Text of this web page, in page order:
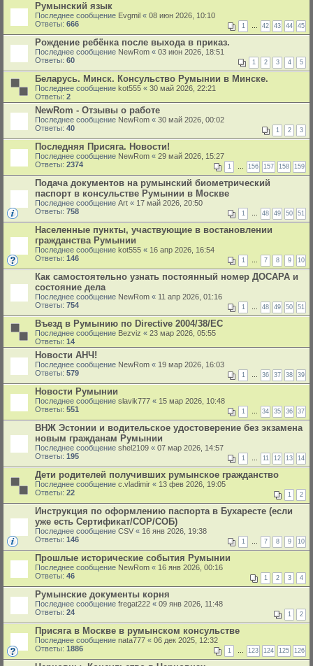
Румынский язык
Последнее сообщение Evgmil « 08 июн 2026, 10:10
Ответы: 666 1 … 42 43 44 45
Рождение ребёнка после выхода в приказ.
Последнее сообщение NewRom « 03 июн 2026, 18:51
Ответы: 60 1 2 3 4 5
Беларусь. Минск. Консульство Румынии в Минске.
Последнее сообщение kot555 « 30 май 2026, 22:21
Ответы: 2
NewRom - Отзывы о работе
Последнее сообщение NewRom « 30 май 2026, 00:02
Ответы: 40 1 2 3
Последняя Присяга. Новости!
Последнее сообщение NewRom « 29 май 2026, 15:27
Ответы: 2374 1 … 156 157 158 159
Подача документов на румынский биометрический
паспорт в консульстве Румынии в Москве
Последнее сообщение Art « 17 май 2026, 20:50
Ответы: 758 1 … 48 49 50 51
Населенные пункты, участвующие в востановлении
гражданства Румынии
Последнее сообщение kot555 « 16 апр 2026, 16:54
Ответы: 146 1 … 7 8 9 10
Как самостоятельно узнать постоянный номер ДОСАРА и
состояние дела
Последнее сообщение NewRom « 11 апр 2026, 01:16
Ответы: 754 1 … 48 49 50 51
Въезд в Румынию по Directive 2004/38/EC
Последнее сообщение Bezviz « 23 мар 2026, 05:55
Ответы: 14
Новости АНЧ!
Последнее сообщение NewRom « 19 мар 2026, 16:03
Ответы: 579 1 … 36 37 38 39
Новости Румынии
Последнее сообщение slavik777 « 15 мар 2026, 10:48
Ответы: 551 1 … 34 35 36 37
ВНЖ Эстонии и водительское удостоверение без экзамена
новым гражданам Румынии
Последнее сообщение shel2109 « 07 мар 2026, 14:57
Ответы: 195 1 … 11 12 13 14
Дети родителей получивших румынское гражданство
Последнее сообщение c.vladimir « 13 фев 2026, 19:05
Ответы: 22 1 2
Инструкция по оформлению паспорта в Бухаресте (если
уже есть Сертификат/СОР/СОБ)
Последнее сообщение CSV « 16 янв 2026, 19:38
Ответы: 146 1 … 7 8 9 10
Прошлые исторические события Румынии
Последнее сообщение NewRom « 16 янв 2026, 00:16
Ответы: 46 1 2 3 4
Румынские документы корня
Последнее сообщение fregat222 « 09 янв 2026, 11:48
Ответы: 24 1 2
Присяга в Москве в румынском консульстве
Последнее сообщение nata777 « 06 дек 2025, 12:32
Ответы: 1886 1 … 123 124 125 126